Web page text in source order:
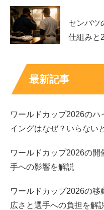
センバツ
仕組みと
最新記事
ワールドカップ2026の
イングはなぜ？いらない
ワールドカップ2026の
手への影響を解説
ワールドカップ2026の
広さと選手への負担を解